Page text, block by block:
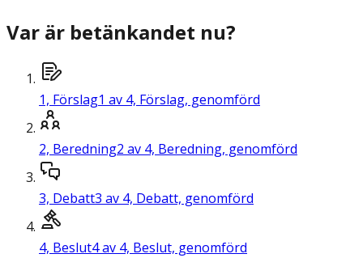
Var är betänkandet nu?
1, Förslag1 av 4, Förslag, genomförd
2, Beredning2 av 4, Beredning, genomförd
3, Debatt3 av 4, Debatt, genomförd
4, Beslut4 av 4, Beslut, genomförd